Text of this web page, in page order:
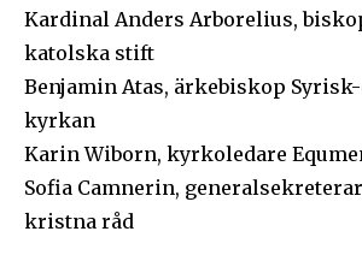
Kardinal Anders Arborelius,
katolska stift
Benjamin Atas, ärkebiskop
kyrkan
Karin Wiborn, kyrkoledare
Sofia Camnerin,
kristna råd